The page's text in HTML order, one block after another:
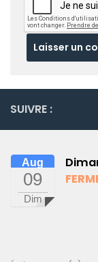
SUIVRE :
Aug
09
Dim